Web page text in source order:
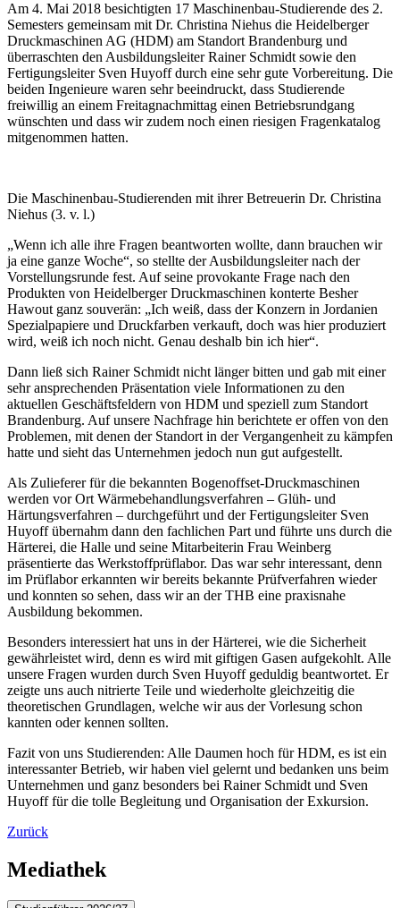
Am 4. Mai 2018 besichtigten 17 Maschinenbau-Studierende des 2.
Semesters gemeinsam mit Dr. Christina Niehus die Heidelberger
Druckmaschinen AG (HDM) am Standort Brandenburg und
überraschten den Ausbildungsleiter Rainer Schmidt sowie den
Fertigungsleiter Sven Huyoff durch eine sehr gute Vorbereitung. Die
beiden Ingenieure waren sehr beeindruckt, dass Studierende
freiwillig an einem Freitagnachmittag einen Betriebsrundgang
wünschten und dass wir zudem noch einen riesigen Fragenkatalog
mitgenommen hatten.
Die Maschinenbau-Studierenden mit ihrer Betreuerin Dr. Christina
Niehus (3. v. l.)
„Wenn ich alle ihre Fragen beantworten wollte, dann brauchen wir
ja eine ganze Woche“, so stellte der Ausbildungsleiter nach der
Vorstellungsrunde fest. Auf seine provokante Frage nach den
Produkten von Heidelberger Druckmaschinen konterte Besher
Hawout ganz souverän: „Ich weiß, dass der Konzern in Jordanien
Spezialpapiere und Druckfarben verkauft, doch was hier produziert
wird, weiß ich noch nicht. Genau deshalb bin ich hier“.
Dann ließ sich Rainer Schmidt nicht länger bitten und gab mit einer
sehr ansprechenden Präsentation viele Informationen zu den
aktuellen Geschäftsfeldern von HDM und speziell zum Standort
Brandenburg. Auf unsere Nachfrage hin berichtete er offen von den
Problemen, mit denen der Standort in der Vergangenheit zu kämpfen
hatte und sieht das Unternehmen jedoch nun gut aufgestellt.
Als Zulieferer für die bekannten Bogenoffset-Druckmaschinen
werden vor Ort Wärmebehandlungsverfahren – Glüh- und
Härtungsverfahren – durchgeführt und der Fertigungsleiter Sven
Huyoff übernahm dann den fachlichen Part und führte uns durch die
Härterei, die Halle und seine Mitarbeiterin Frau Weinberg
präsentierte das Werkstoffprüflabor. Das war sehr interessant, denn
im Prüflabor erkannten wir bereits bekannte Prüfverfahren wieder
und konnten so sehen, dass wir an der THB eine praxisnahe
Ausbildung bekommen.
Besonders interessiert hat uns in der Härterei, wie die Sicherheit
gewährleistet wird, denn es wird mit giftigen Gasen aufgekohlt. Alle
unsere Fragen wurden durch Sven Huyoff geduldig beantwortet. Er
zeigte uns auch nitrierte Teile und wiederholte gleichzeitig die
theoretischen Grundlagen, welche wir aus der Vorlesung schon
kannten oder kennen sollten.
Fazit von uns Studierenden: Alle Daumen hoch für HDM, es ist ein
interessanter Betrieb, wir haben viel gelernt und bedanken uns beim
Unternehmen und ganz besonders bei Rainer Schmidt und Sven
Huyoff für die tolle Begleitung und Organisation der Exkursion.
Zurück
Mediathek